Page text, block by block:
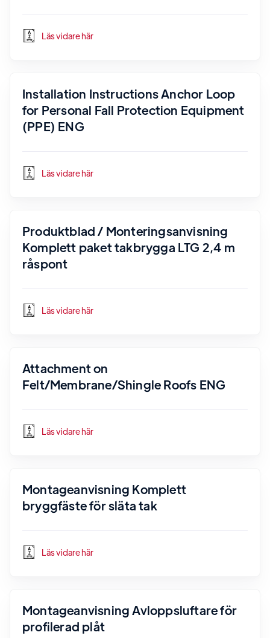
Läs vidare här
Installation Instructions Anchor Loop
for Personal Fall Protection Equipment
(PPE) ENG
Läs vidare här
Produktblad / Monteringsanvisning
Komplett paket takbrygga LTG 2,4 m
råspont
Läs vidare här
Attachment on
Felt/Membrane/Shingle Roofs ENG
Läs vidare här
Montageanvisning Komplett
bryggfäste för släta tak
Läs vidare här
Montageanvisning Avloppsluftare för
profilerad plåt